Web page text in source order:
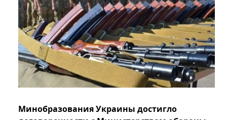
Минобразования Украины достигло